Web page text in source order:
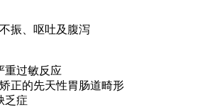
振、呕吐及腹泻
重过敏反应
正的先天性胃肠道畸形
乏症